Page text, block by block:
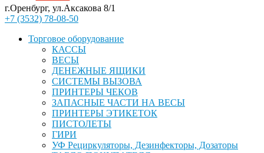
г.Оренбург, ул.Аксакова 8/1
+7 (3532) 78-08-50
Торговое оборудование
КАССЫ
ВЕСЫ
ДЕНЕЖНЫЕ ЯЩИКИ
СИСТЕМЫ ВЫЗОВА
ПРИНТЕРЫ ЧЕКОВ
ЗАПАСНЫЕ ЧАСТИ НА ВЕСЫ
ПРИНТЕРЫ ЭТИКЕТОК
ПИСТОЛЕТЫ
ГИРИ
УФ Рециркуляторы, Дезинфекторы, Дозаторы